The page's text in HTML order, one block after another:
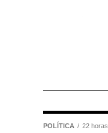
“Nós
a
O
POLÍTICA 22